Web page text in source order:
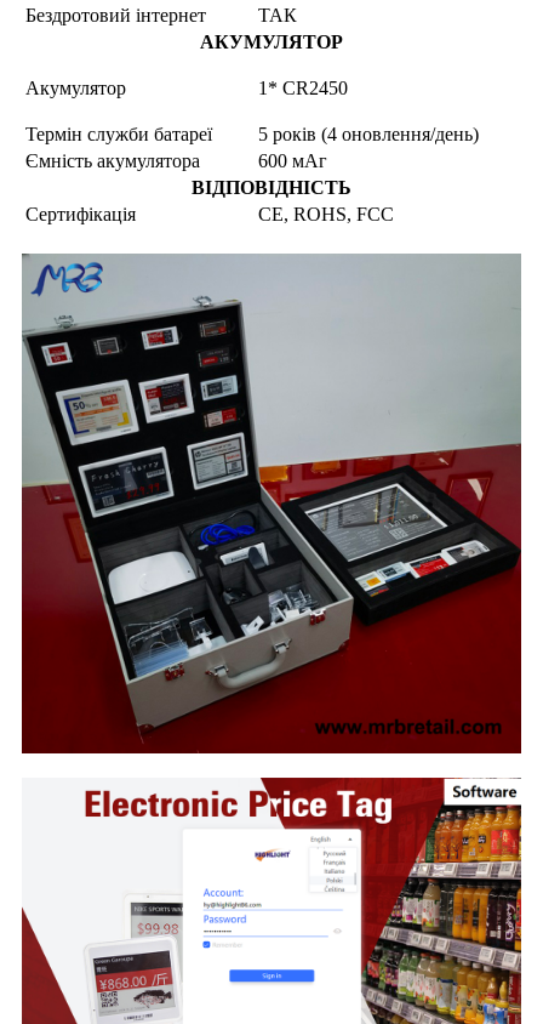
Бездротовий інтернет
ТАК
АКУМУЛЯТОР
Акумулятор 1* CR2450
Термін служби батареї
5 років (4 оновлення/день)
Ємність акумулятора
600 мАг
ВІДПОВІДНІСТЬ
Сертифікація
CE, ROHS, FCC